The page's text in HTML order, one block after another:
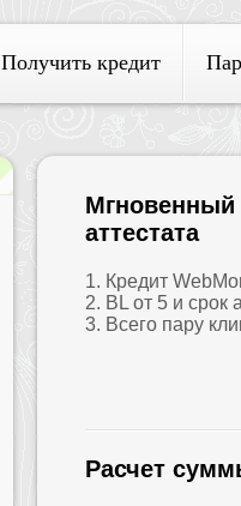
Получить кредит
Мгновенный
аттестата
1. Кредит
2. BL от 5 и срок
3. Всего пару
Расчет